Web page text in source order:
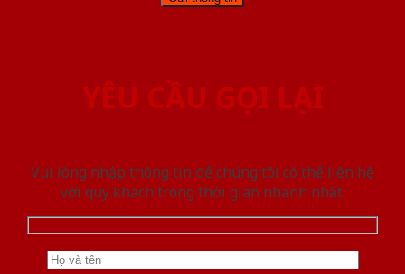
YÊU CẦU GỌI LẠI
Vui lòng nhập thông tin để chúng tôi có thể liên hệ
với quý khách trong thời gian nhanh nhất.